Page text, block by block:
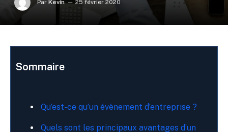
Par Kevin 25 février 2020
Sommaire
Qu’est-ce qu’un évènement d’entreprise ?
Quels sont les principaux avantages d’un